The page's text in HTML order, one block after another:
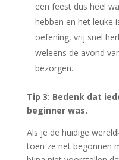
een feest dus heel
hebben en het leuke
oefening, vrij snel
weleens de avond
bezorgen.
Tip 3: Bedenk dat
beginner was.
Als je de huidige
toen ze net begonnen